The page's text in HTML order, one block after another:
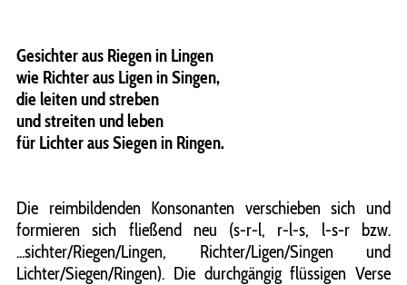
Gesichter aus Riegen in Lingen
wie Richter aus Ligen in Singen,
die leiten und streben
und streiten und leben
für Lichter aus Siegen in Ringen.
Die reimbildenden Konsonanten verschieben sich und
formieren sich fließend neu (s-r-l, r-l-s, l-s-r bzw.
...sichter/Riegen/Lingen, Richter/Ligen/Singen und
Lichter/Siegen/Ringen). Die durchgängig flüssigen Verse